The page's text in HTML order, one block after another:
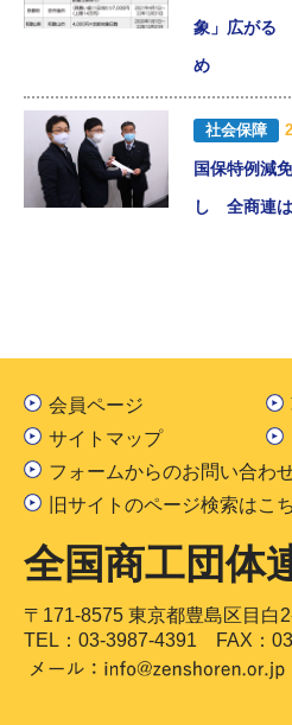
象」広がる
め
社会保障
国保特例減
し 全商連
全国商工団体
〒171-8575 東京都豊島区目白
TEL： 03-3987-4391 FAX：
会員ページ
サイトマップ
フォームからのお問い合わ
旧サイトのページ検索はこ